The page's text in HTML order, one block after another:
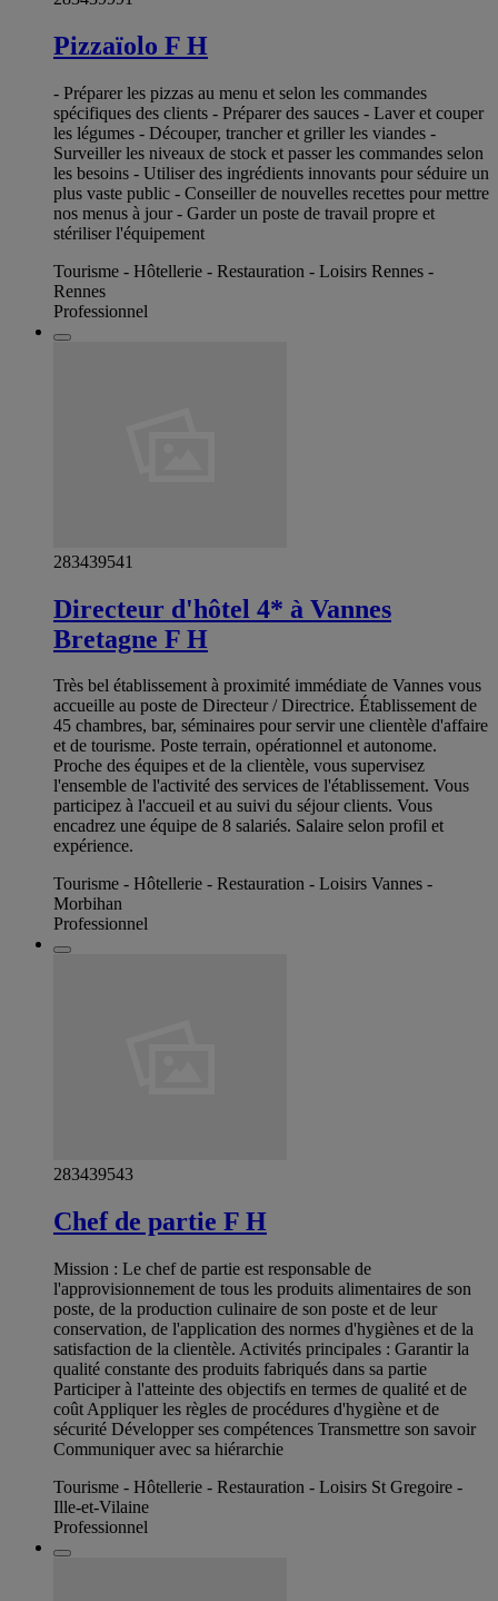
Pizzaïolo F H
- Préparer les pizzas au menu et selon les commandes
spécifiques des clients - Préparer des sauces - Laver et couper
les légumes - Découper, trancher et griller les viandes -
Surveiller les niveaux de stock et passer les commandes selon
les besoins - Utiliser des ingrédients innovants pour séduire un
plus vaste public - Conseiller de nouvelles recettes pour mettre
nos menus à jour - Garder un poste de travail propre et
stériliser l'équipement
Tourisme - Hôtellerie - Restauration - Loisirs Rennes -
Rennes
Professionnel
283439541
Directeur d'hôtel 4* à Vannes
Bretagne F H
Très bel établissement à proximité immédiate de Vannes vous
accueille au poste de Directeur / Directrice. Établissement de
45 chambres, bar, séminaires pour servir une clientèle d'affaire
et de tourisme. Poste terrain, opérationnel et autonome.
Proche des équipes et de la clientèle, vous supervisez
l'ensemble de l'activité des services de l'établissement. Vous
participez à l'accueil et au suivi du séjour clients. Vous
encadrez une équipe de 8 salariés. Salaire selon profil et
expérience.
Tourisme - Hôtellerie - Restauration - Loisirs Vannes -
Morbihan
Professionnel
283439543
Chef de partie F H
Mission : Le chef de partie est responsable de
l'approvisionnement de tous les produits alimentaires de son
poste, de la production culinaire de son poste et de leur
conservation, de l'application des normes d'hygiènes et de la
satisfaction de la clientèle. Activités principales : Garantir la
qualité constante des produits fabriqués dans sa partie
Participer à l'atteinte des objectifs en termes de qualité et de
coût Appliquer les règles de procédures d'hygiène et de
sécurité Développer ses compétences Transmettre son savoir
Communiquer avec sa hiérarchie
Tourisme - Hôtellerie - Restauration - Loisirs St Gregoire -
Ille-et-Vilaine
Professionnel